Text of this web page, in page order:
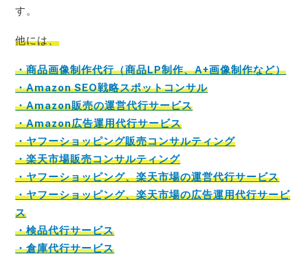
す。
他には、
・商品画像制作代行（商品LP制作、A+画像制作など）
・Amazon SEO戦略スポットコンサル
・Amazon販売の運営代行サービス
・Amazon広告運用代行サービス
・ヤフーショッピング販売コンサルティング
・楽天市場販売コンサルティング
・ヤフーショッピング、楽天市場の運営代行サービス
・ヤフーショッピング、楽天市場の広告運用代行サービ
ス
・検品代行サービス
・倉庫代行サービス